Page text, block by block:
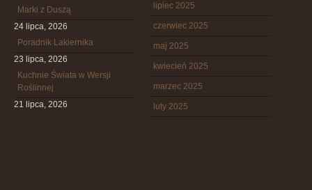
Marki z Duszą
24 lipca, 2026
Poradnik Lakiernika
23 lipca, 2026
Kuchnie Świata w Wersji
Roślinnej
21 lipca, 2026
lipiec 2025
czerwiec 2025
maj 2025
kwiecień 2025
marzec 2025
luty 2025